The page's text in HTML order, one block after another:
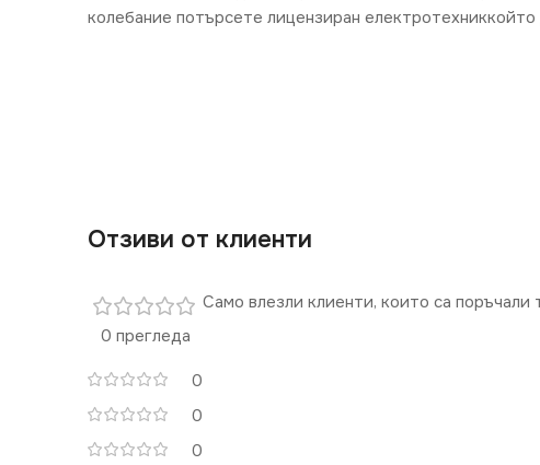
колебание потърсете лицензиран
Отзиви от клиенти
0 прегледа
0
0
0
Само влезли клиенти, които са поръчали